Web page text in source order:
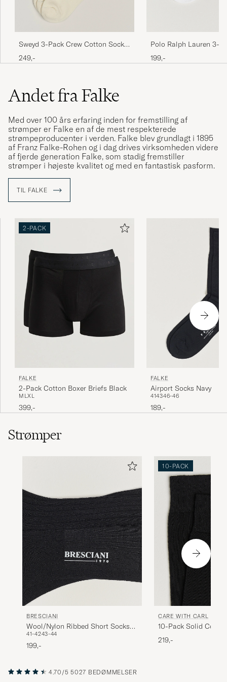
Sweyd 3-Pack Crew Cotton Socks
White
249,-
Polo Ralph Lauren 3-
Sock White
199,-
Andet fra Falke
Med over 100 års erfaring inden for fremstilling af
strømper er Falke en af de mest respekterede
strømpeproducenter i verden. Falke blev grundlagt i 1895
af Franz Falke-Rohen og i dag drives virksomheden videre
af fjerde generation Falke, som stadig fremstiller
strømper i højeste kvalitet og med en fantastisk pasform.
TIL FALKE
2-PACK
FALKE
2-Pack Cotton Boxer Briefs Black
M LXL
399,-
FALKE
Airport Socks Navy
414346-46
189,-
Strømper
BRESCIANI
Wool/Nylon Ribbed Short Socks
Black
41-4243-44
199,-
10-PACK
CARE WITH CARL
10-Pack Solid
BLACK
219,-
4.70/5 5027 BEDØMMELSER